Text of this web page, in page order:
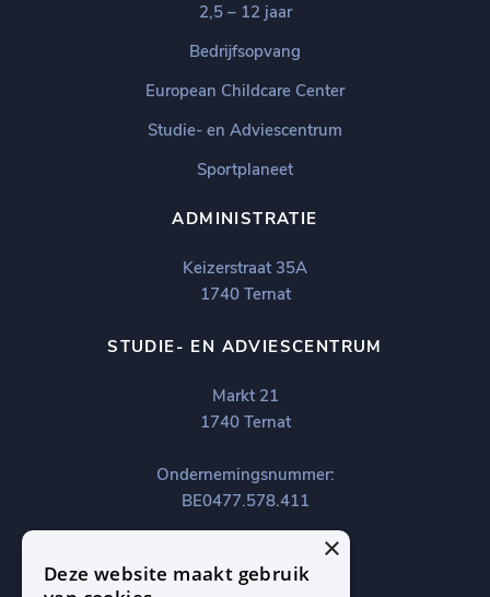
2,5 – 12 jaar
Bedrijfsopvang
European Childcare Center
Studie- en Adviescentrum
Sportplaneet
ADMINISTRATIE
Keizerstraat 35A
1740 Ternat
STUDIE- EN ADVIESCENTRUM
Markt 21
1740 Ternat
Ondernemingsnummer:
BE0477.578.411
×
Deze website maakt gebruik